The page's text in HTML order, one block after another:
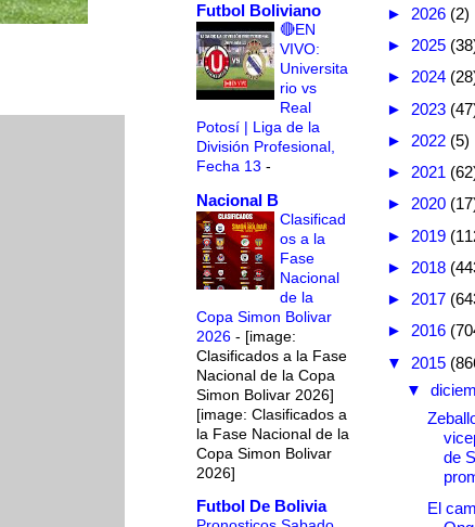
Futbol Boliviano
🔴EN
VIVO:
Universita
rio vs
Real
Potosí | Liga de la
División Profesional,
Fecha 13 -
Nacional B
Clasificad
os a la
Fase
Nacional
de la
Copa Simon Bolivar
2026 - [image:
Clasificados a la Fase
Nacional de la Copa
Simon Bolivar 2026]
[image: Clasificados a
la Fase Nacional de la
Copa Simon Bolivar
2026]
Futbol De Bolivia
► 2026 (2)
► 2025
► 2024
► 2023
► 2022 (5)
► 2021
► 2020
► 2019
► 2018
► 2017
► 2016
▼ 2015
▼
de
El